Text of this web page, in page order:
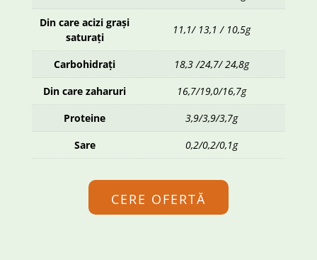
Din care acizi grași
saturați
11,1/ 13,1 / 10,5g
Carbohidrați
18,3 /24,7/ 24,8g
Din care zaharuri
16,7/19,0/16,7g
Proteine
3,9/3,9/3,7g
Sare
0,2/0,2/0,1g
CERE OFERTĂ